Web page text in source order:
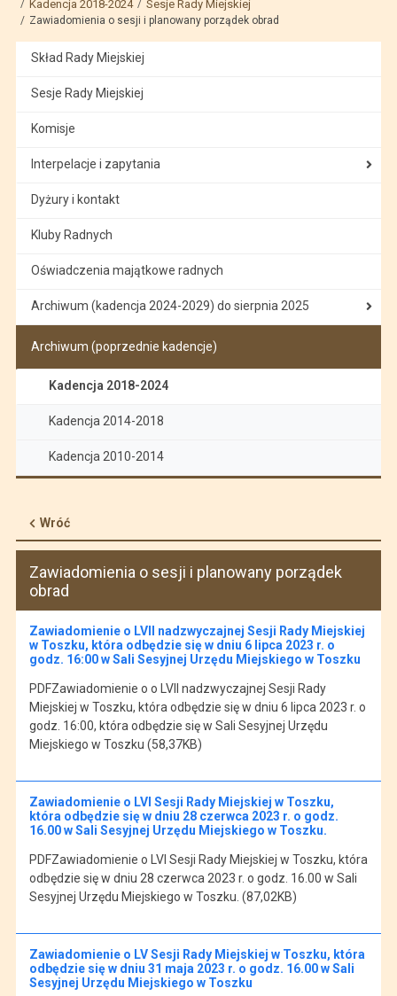
Kadencja 2018-2024
Sesje Rady Miejskiej
Zawiadomienia o sesji i planowany porządek obrad
Skład Rady Miejskiej
Sesje Rady Miejskiej
Komisje
Interpelacje i zapytania
Dyżury i kontakt
Kluby Radnych
Oświadczenia majątkowe radnych
Archiwum (kadencja 2024-2029) do sierpnia 2025
Archiwum (poprzednie kadencje)
Kadencja 2018-2024
Kadencja 2014-2018
Kadencja 2010-2014
Wróć
Zawiadomienia o sesji i planowany porządek
obrad
Zawiadomienie o LVII nadzwyczajnej Sesji Rady Miejskiej
w Toszku, która odbędzie się w dniu 6 lipca 2023 r. o
godz. 16:00 w Sali Sesyjnej Urzędu Miejskiego w Toszku
PDFZawiadomienie o o LVII nadzwyczajnej Sesji Rady
Miejskiej w Toszku, która odbędzie się w dniu 6 lipca 2023 r. o
godz. 16:00, która odbędzie się w Sali Sesyjnej Urzędu
Miejskiego w Toszku (58,37KB)
Zawiadomienie o LVI Sesji Rady Miejskiej w Toszku,
która odbędzie się w dniu 28 czerwca 2023 r. o godz.
16.00 w Sali Sesyjnej Urzędu Miejskiego w Toszku.
PDFZawiadomienie o LVI Sesji Rady Miejskiej w Toszku, która
odbędzie się w dniu 28 czerwca 2023 r. o godz. 16.00 w Sali
Sesyjnej Urzędu Miejskiego w Toszku. (87,02KB)
Zawiadomienie o LV Sesji Rady Miejskiej w Toszku, która
odbędzie się w dniu 31 maja 2023 r. o godz. 16.00 w Sali
Sesyjnej Urzędu Miejskiego w Toszku